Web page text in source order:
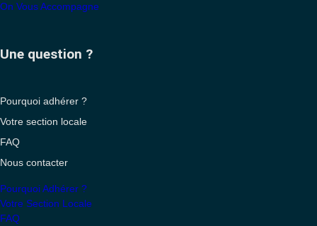
On Vous Accompagne
Une question ?
Pourquoi adhérer ?
Votre section locale
FAQ
Nous contacter
Pourquoi Adhérer ?
Votre Section Locale
FAQ